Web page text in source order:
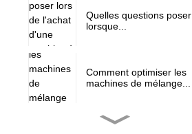
Quelles questions poser
lorsque...
Comment optimiser les
machines de mélange...